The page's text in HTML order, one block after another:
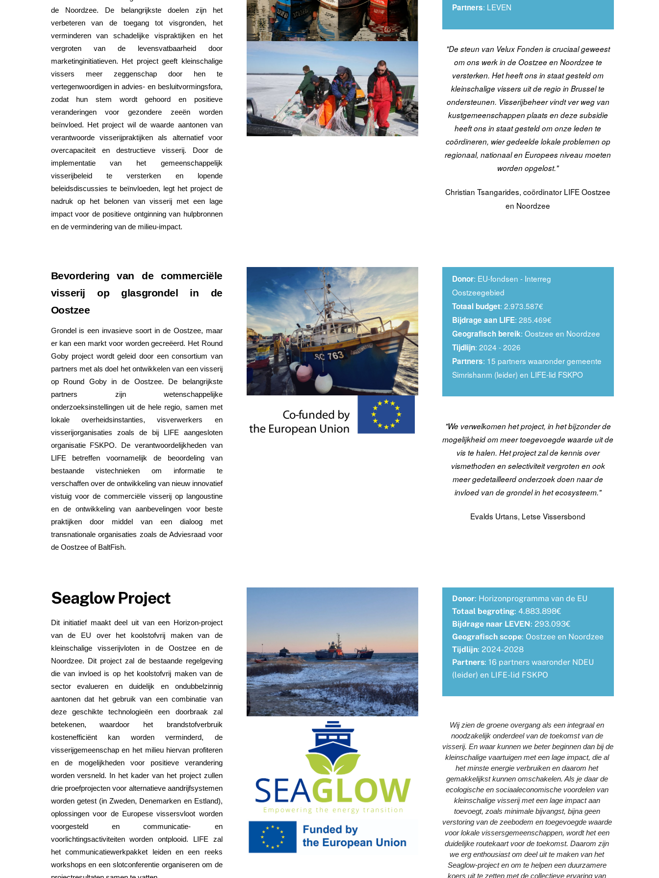
de Noordzee. De belangrijkste doelen zijn het
verbeteren van de toegang tot visgronden, het
verminderen van schadelijke vispraktijken en het
vergroten van de levensvatbaarheid door
marketinginitiatieven. Het project geeft kleinschalige
vissers meer zeggenschap door hen te
vertegenwoordigen in advies- en besluitvormingsfora,
zodat hun stem wordt gehoord en positieve
veranderingen voor gezondere zeeën worden
beïnvloed. Het project wil de waarde aantonen van
verantwoorde visserijpraktijken als alternatief voor
overcapaciteit en destructieve visserij. Door de
implementatie van het gemeenschappelijk
visserijbeleid te versterken en lopende
beleidsdiscussies te beïnvloeden, legt het project de
nadruk op het belonen van visserij met een lage
impact voor de positieve ontginning van hulpbronnen
en de vermindering van de milieu-impact.
Partners: LEVEN
"De steun van Velux Fonden is cruciaal geweest
om ons werk in de Oostzee en Noordzee te
versterken. Het heeft ons in staat gesteld om
kleinschalige vissers uit de regio in Brussel te
ondersteunen. Visserijbeheer vindt ver weg van
kustgemeenschappen plaats en deze subsidie
heeft ons in staat gesteld om onze leden te
coördineren, wier gedeelde lokale problemen op
regionaal, nationaal en Europees niveau moeten
worden opgelost."
Christian Tsangarides, coördinator LIFE Oostzee
en Noordzee
Bevordering van de commerciële
visserij op glasgrondel in de
Oostzee
Grondel is een invasieve soort in de Oostzee, maar
er kan een markt voor worden gecreëerd. Het Round
Goby project wordt geleid door een consortium van
partners met als doel het ontwikkelen van een visserij
op Round Goby in de Oostzee. De belangrijkste
partners zijn wetenschappelijke
onderzoeksinstellingen uit de hele regio, samen met
lokale overheidsinstanties, visverwerkers en
visserijorganisaties zoals de bij LIFE aangesloten
organisatie FSKPO. De verantwoordelijkheden van
LIFE betreffen voornamelijk de beoordeling van
bestaande vistechnieken om informatie te
verschaffen over de ontwikkeling van nieuw innovatief
vistuig voor de commerciële visserij op langoustine
en de ontwikkeling van aanbevelingen voor beste
praktijken door middel van een dialoog met
transnationale organisaties zoals de Adviesraad voor
de Oostzee of BaltFish.
Donor: EU-fondsen - Interreg
Oostzeegebied
Totaal budget: 2.973.587€
Bijdrage aan LIFE: 285.469€
Geografisch bereik: Oostzee en Noordzee
Tijdlijn: 2024 - 2026
Partners: 15 partners waaronder gemeente
Simrishanm (leider) en LIFE-lid FSKPO
"We verwelkomen het project, in het bijzonder de
mogelijkheid om meer toegevoegde waarde uit de
vis te halen. Het project zal de kennis over
vismethoden en selectiviteit vergroten en ook
meer gedetailleerd onderzoek doen naar de
invloed van de grondel in het ecosysteem."
Evalds Urtans, Letse Vissersbond
Seaglow Project
Dit initiatief maakt deel uit van een Horizon-project
van de EU over het koolstofvrij maken van de
kleinschalige visserijvloten in de Oostzee en de
Noordzee. Dit project zal de bestaande regelgeving
die van invloed is op het koolstofvrij maken van de
sector evalueren en duidelijk en ondubbelzinnig
aantonen dat het gebruik van een combinatie van
deze geschikte technologieën een doorbraak zal
betekenen, waardoor het brandstofverbruik
kostenefficiënt kan worden verminderd, de
visserijgemeenschap en het milieu hiervan profiteren
en de mogelijkheden voor positieve verandering
worden versneld. In het kader van het project zullen
drie proefprojecten voor alternatieve aandrijfsystemen
worden getest (in Zweden, Denemarken en Estland),
oplossingen voor de Europese vissersvloot worden
voorgesteld en communicatie- en
voorlichtingsactiviteiten worden ontplooid. LIFE zal
het communicatiewerkpakket leiden en een reeks
workshops en een slotconferentie organiseren om de
Donor: Horizonprogramma van de EU
Totaal begroting: 4.883.898€
Bijdrage naar LEVEN: 293.093€
Geografisch scope: Oostzee en Noordzee
Tijdlijn: 2024-2028
Partners: 16 partners waaronder NDEU
(leider) en LIFE-lid FSKPO
Wij zien de groene overgang als een integraal en
noodzakelijk onderdeel van de toekomst van de
visserij. En waar kunnen we beter beginnen dan bij de
kleinschalige vaartuigen met een lage impact, die al
het minste energie verbruiken en daarom het
gemakkelijkst kunnen omschakelen. Als je daar de
ecologische en sociaaleconomische voordelen van
kleinschalige visserij met een lage impact aan
toevoegt, zoals minimale bijvangst, bijna geen
verstoring van de zeebodem en toegevoegde waarde
voor lokale vissersgemeenschappen, wordt het een
duidelijke routekaart voor de toekomst. Daarom zijn
we erg enthousiast om deel uit te maken van het
Seaglow-project en om te helpen een duurzamere
koers uit te zetten met de collectieve ervaring van